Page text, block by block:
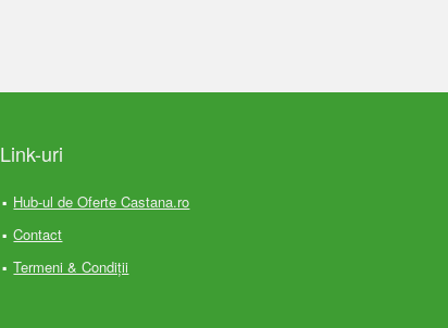
Link-uri
Hub-ul de Oferte Castana.ro
Contact
Termeni & Condiții